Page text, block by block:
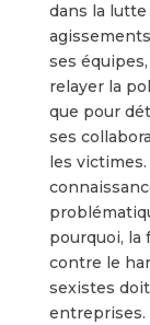
dans la
ses
relayer la
que pour
ses
les
pourquoi, la
contre le
sexistes
entreprises.